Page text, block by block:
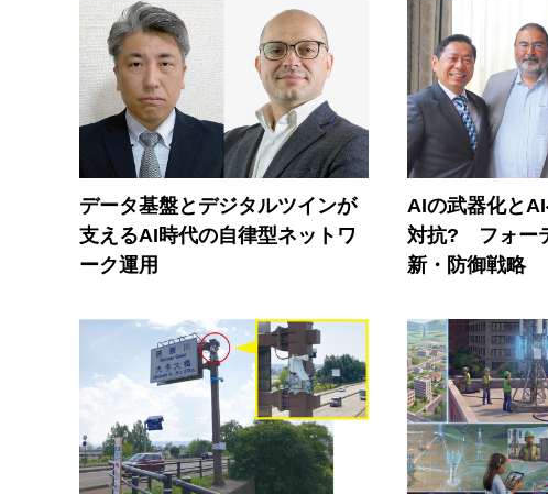
データ基盤とデジタルツインが
支えるAI時代の自律型ネットワ
ーク運用
AIの武器化と
対抗? フォー
新・防御戦略